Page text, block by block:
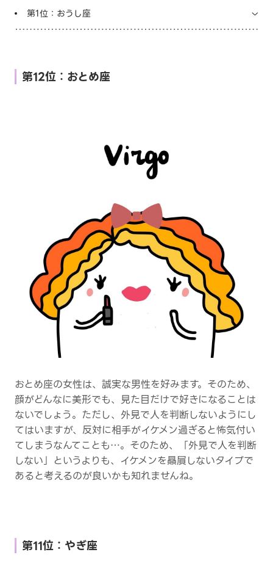
第1位：おうし座
第12位：おとめ座
おとめ座の女性は、誠実な男性を好みます。そのため、
顔がどんなに美形でも、見た目だけで好きになることは
ないでしょう。ただし、外見で人を判断しないようにし
てはいますが、反対に相手がイケメン過ぎると怖気付い
てしまうなんてことも…。そのため、「外見で人を判断
しない」というよりも、イケメンを贔屓しないタイプで
あると考えるのが良いかも知れませんね。
第11位：やぎ座